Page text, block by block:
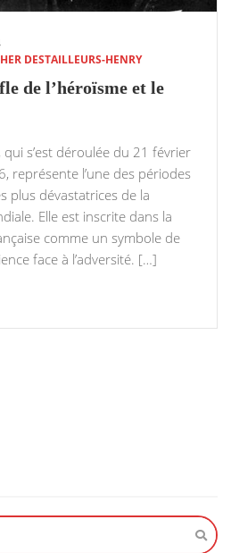
DESTAILLEURS-HENRY
de l’héroïsme et le
s’est déroulée du 21 février
représente l’une des périodes
plus dévastatrices de la
Elle est inscrite dans la
comme un symbole de
face à l’adversité. […]